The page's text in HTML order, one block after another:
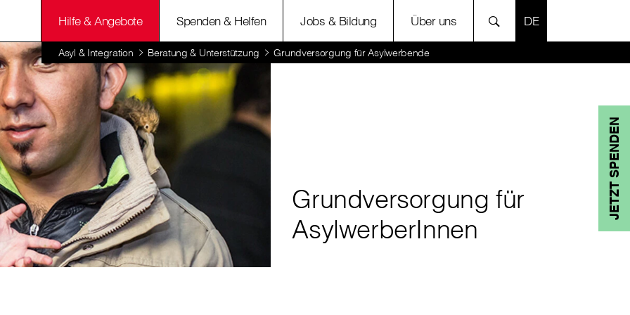
Hilfe & Angebote Spenden & Helfen Jobs & Bildung Über uns SPRACHE
Asyl & Integration Beratung & Unterstützung Grundversorgung für Asylwerbende
JETZT SPENDEN
Grundversorgung für
AsylwerberInnen